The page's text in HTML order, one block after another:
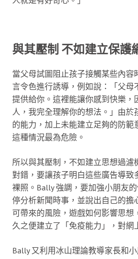
與其壓制 不如建立保護
當父母試圖阻止孩子接觸某些內容
言令色進行誘導，例如說：「父母
提供給你。這裡能讓你感到快樂，
人，我完全理解你的想法。」由於
的能力，加上未能建立足夠的防範
這種情況最為危險。
所以與其壓制，不如建立思想過濾
對錯，要讓孩子明白這些廣告導致
裸照。Bally 強調，要加強小朋友
停分析新聞時事，並說出自己的擔
可帶來的風險，遊戲如何影響思想
久之便建立了「免疫能力」，對網
Bally 又利用冰山理論教導家長和